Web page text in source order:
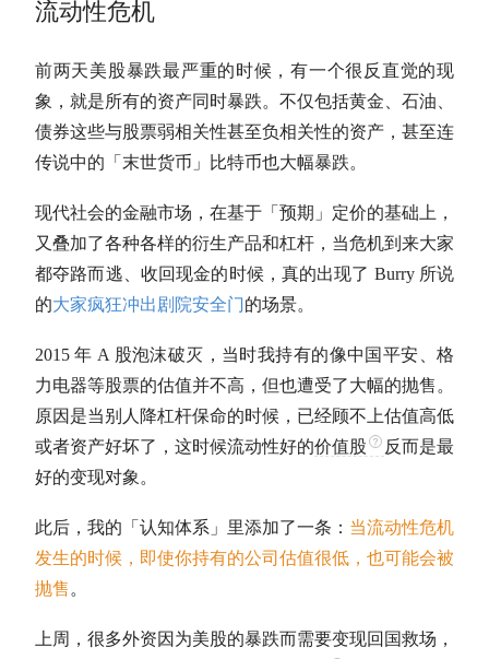
流动性危机
前两天美股暴跌最严重的时候，有一个很反直觉的现
象，就是所有的资产同时暴跌。不仅包括黄金、石油、
债券这些与股票弱相关性甚至负相关性的资产，甚至连
传说中的「末世货币」比特币也大幅暴跌。
现代社会的金融市场，在基于「预期」定价的基础上，
又叠加了各种各样的衍生产品和杠杆，当危机到来大家
都夺路而逃、收回现金的时候，真的出现了 Burry 所说
的大家疯狂冲出剧院安全门的场景。
2015 年 A 股泡沫破灭，当时我持有的像中国平安、格
力电器等股票的估值并不高，但也遭受了大幅的抛售。
原因是当别人降杠杆保命的时候，已经顾不上估值高低
或者资产好坏了，这时候流动性好的价值股
反而是最
好的变现对象。
此后，我的「认知体系」里添加了一条： 当流动性危机
发生的时候，即使你持有的公司 估值很低，也可能会被
抛售 。
上周，很多外资因为美股的暴跌而需要变现回国救场，